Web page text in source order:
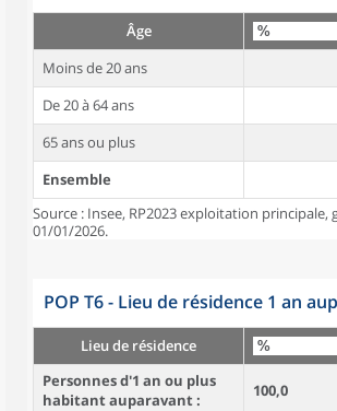
Âge
Moins de 20 ans
De 20 à 64 ans
65 ans ou plus
Ensemble
Source : Insee, RP2023 exploitation principale,
01/01/2026.
POP T6 - Lieu de résidence 1 an
Lieu de résidence
Personnes d'1 an ou plus
habitant auparavant :
100,0